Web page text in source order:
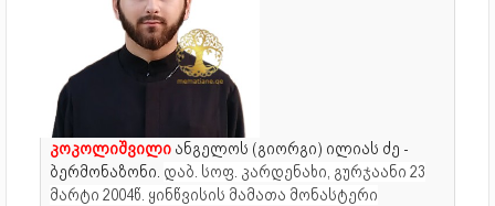
კოკოლიშვილი ანგელოს (გიორგი) ილიას ძე -
ბერმონაზონი. დაბ. სოფ. კარდენახი, გურჯაანი 23
მარტი 2004წ. ყინწვისის მამათა მონასტერი